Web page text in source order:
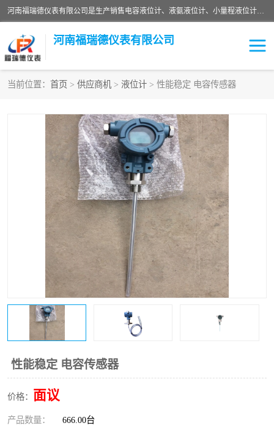
河南福瑞德仪表有限公司是生产销售电容液位计、液氨液位计、小量程液位计定制、智能锅炉水位计、液氮液位计等；并在产品开发、研制的过程中，吸取国内外仪器仪表的技术精华，建立了一支高、精、尖的科研开发队伍，使产品性能不断升级。
河南福瑞德仪表有限公司
当前位置： 首页 > 供应商机 > 液位计 > 性能稳定 电容传感器
性能稳定 电容传感器
价格： 面议
产品数量： 666.00台
压力传感器 流量传感器
智能仪表 液氮液位计
差压变送器 液位计传感器定制
液氨液位计 物位计
油量传感器 测漏仪
温度变送器 锅炉水位计
智能锅炉水位计